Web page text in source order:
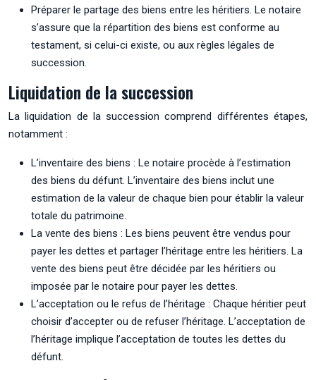
Préparer le partage des biens entre les héritiers. Le notaire
s’assure que la répartition des biens est conforme au
testament, si celui-ci existe, ou aux règles légales de
succession.
Liquidation de la succession
La liquidation de la succession comprend différentes étapes,
notamment :
L’inventaire des biens : Le notaire procède à l’estimation
des biens du défunt. L’inventaire des biens inclut une
estimation de la valeur de chaque bien pour établir la valeur
totale du patrimoine.
La vente des biens : Les biens peuvent être vendus pour
payer les dettes et partager l’héritage entre les héritiers. La
vente des biens peut être décidée par les héritiers ou
imposée par le notaire pour payer les dettes.
L’acceptation ou le refus de l’héritage : Chaque héritier peut
choisir d’accepter ou de refuser l’héritage. L’acceptation de
l’héritage implique l’acceptation de toutes les dettes du
défunt.